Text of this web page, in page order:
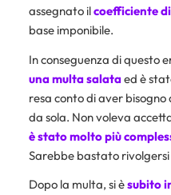
assegnato ilcoefficiente
base imponibile.
In conseguenza di questo
una multa salataed è
resa conto di aver
da sola. Non voleva
è stato molto più
Sarebbe bastato
Dopo la multa, si èsubito